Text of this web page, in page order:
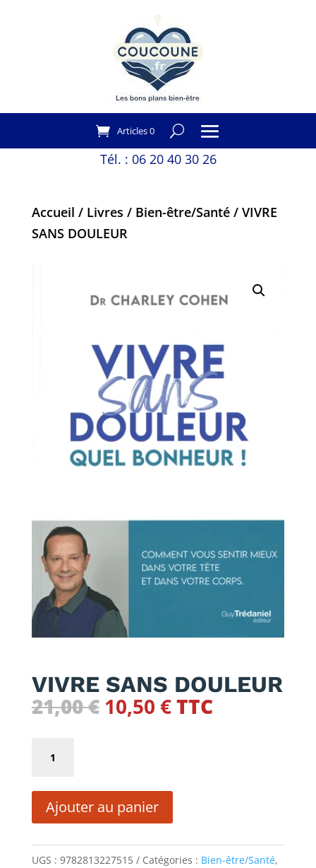
Articles 0
Tél. : 06 20 40 30 26
Accueil / Livres / Bien-être/Santé/ VIVRE
SANS DOULEUR
VIVRE SANS DOULEUR
21,00€ Le
21,00 €.
10,50 €Le
10,50 €.
TTC
VIVRE
SANSAjouter au panier
UGS : 9782813227515 Catégories : Bien-être/Santé,